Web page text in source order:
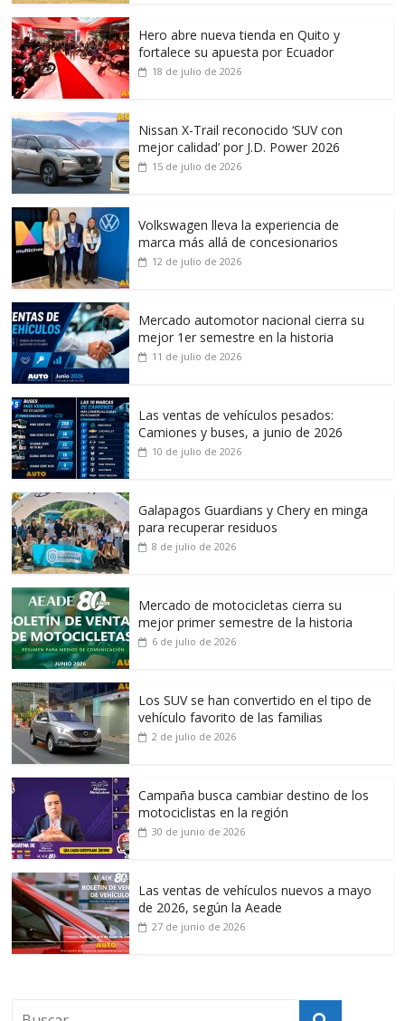
Hero abre nueva tienda en Quito y
fortalece su apuesta por Ecuador
18 de julio de 2026
Nissan X-Trail reconocido ‘SUV con
mejor calidad’ por J.D. Power 2026
15 de julio de 2026
Volkswagen lleva la experiencia de
marca más allá de concesionarios
12 de julio de 2026
Mercado automotor nacional cierra su
mejor 1er semestre en la historia
11 de julio de 2026
Las ventas de vehículos pesados:
Camiones y buses, a junio de 2026
10 de julio de 2026
Galapagos Guardians y Chery en minga
para recuperar residuos
8 de julio de 2026
Mercado de motocicletas cierra su
mejor primer semestre de la historia
6 de julio de 2026
Los SUV se han convertido en el tipo de
vehículo favorito de las familias
2 de julio de 2026
Campaña busca cambiar destino de los
motociclistas en la región
30 de junio de 2026
Las ventas de vehículos nuevos a mayo
de 2026, según la Aeade
27 de junio de 2026